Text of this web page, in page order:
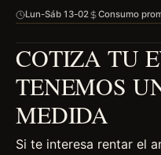
Lun-Sáb 13-02 Consumo
COTIZA TU
TENEMOS
MEDIDA
Si te interesa rentar el